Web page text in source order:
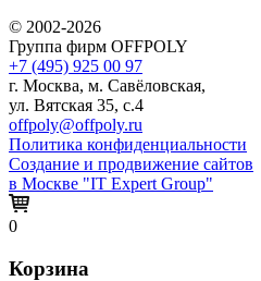
© 2002-2026
Группа фирм OFFPOLY
+7 (495) 925 00 97
г. Москва, м. Савёловская,
ул. Вятская 35, с.4
offpoly@offpoly.ru
Политика конфиденциальности
Создание и продвижение сайтов
в Москве "IT Expert Group"
0
Корзина